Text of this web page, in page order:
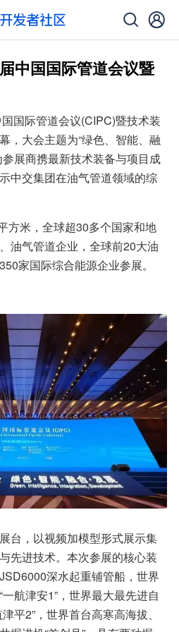
中国国际管道会议暨
国际管道会议(CIPC)暨技术装
，大会主题为“绿色、智能、融
展商携最新技术装备与项目成
中交集团在油气管道领域的综
方米，全球超30多个国家和地
油气管道企业，全球前20大油
家国际综合能源企业参展。
台，以视频加模型形式展示集
先进技术。本次参展的核心装
深水起重铺管船，世界
航津安1”，世界最大最先进自
平2”，世界首台高寒高海拔、